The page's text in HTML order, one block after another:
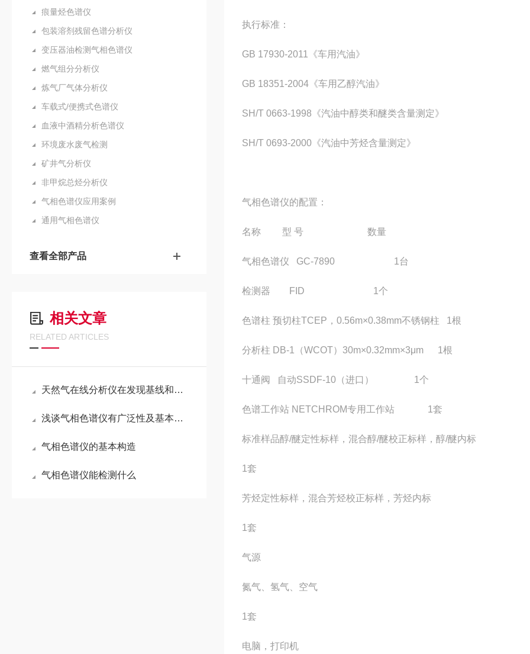
痕量烃色谱仪
包装溶剂残留色谱分析仪
变压器油检测气相色谱仪
燃气组分分析仪
炼气厂气体分析仪
车载式/便携式色谱仪
血液中酒精分析色谱仪
环境废水废气检测
矿井气分析仪
非甲烷总烃分析仪
气相色谱仪应用案例
通用气相色谱仪
查看全部产品
相关文章
RELATED ARTICLES
天然气在线分析仪在发现基线和峰形异常时该如何做
浅谈气相色谱仪有广泛性及基本构造
气相色谱仪的基本构造
气相色谱仪能检测什么
执行标准：
GB 17930-2011《车用汽油》
GB 18351-2004《车用乙醇汽油》
SH/T 0663-1998《汽油中醇类和醚类含量测定》
SH/T 0693-2000《汽油中芳烃含量测定》
气相色谱仪的配置：
名称 型 号 数量
气相色谱仪 GC-7890 1台
检测器 FID 1个
色谱柱 预切柱TCEP，0.56m×0.38mm不锈钢柱 1根
分析柱 DB-1（WCOT）30m×0.32mm×3μm 1根
十通阀 自动SSDF-10（进口） 1个
色谱工作站 NETCHROM专用工作站 1套
标准样品醇/醚定性标样，混合醇/醚校正标样，醇/醚内标
1套
芳烃定性标样，混合芳烃校正标样，芳烃内标
1套
气源
氮气、氢气、空气
1套
电脑，打印机